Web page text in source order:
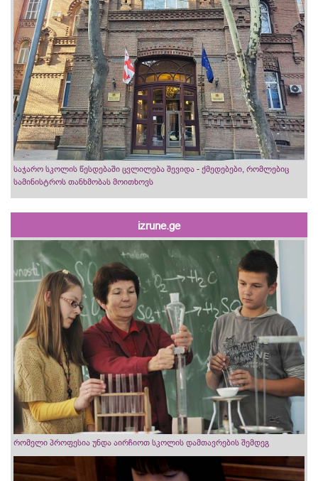
საჯარო სკოლის წესდებაში ცვლილება შევიდა - ქმედებები, რომლებიც
სამინისტროს თანხმობას მოითხოვს
izrune.ge
რომელი პროფესია უნდა აირჩიოთ სკოლის დამთავრების შემდეგ